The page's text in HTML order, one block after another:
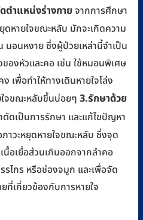
ตำแหน่งร่างกาย จากการศึกษา
หายใจขณะหลับ มักจะเกิดความ
นอนหงาย ซึ่งผู้ป่วยเหล่านี้จำเป็น
องหัวและคอ เช่น ใช้หมอนพิเศษ
เพื่อทำให้ทางเดินหายใจโล่ง
ใจขณะหลับขึ้นบ่อยๆ 3.รักษาด้วย
ดเป็นการรักษา และแก้ไขปัญหา
าวะหยุดหายใจขณะหลับ ซึ่งจุด
นื้อเยื่อส่วนเกินออกจากลำคอ
ไกร หรือช่องจมูก และเพื่อจัด
ที่เกี่ยวข้องกับการหายใจ